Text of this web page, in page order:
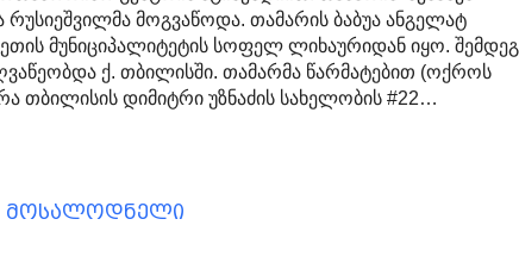
რუსიეშვილმა მოგვაწოდა. თამარის ბაბუა ანგელატ
მუნიციპალიტეტის სოფელ ლიხაურიდან იყო. შემდეგ
ქ. თბილისში. თამარმა წარმატებით (ოქროს
თბილისის დიმიტრი უზნაძის სახელობის #22…
მოსალოდნელი